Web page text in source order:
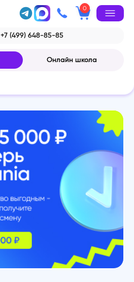
0
+7 (499) 648-85-85
Онлайн школа